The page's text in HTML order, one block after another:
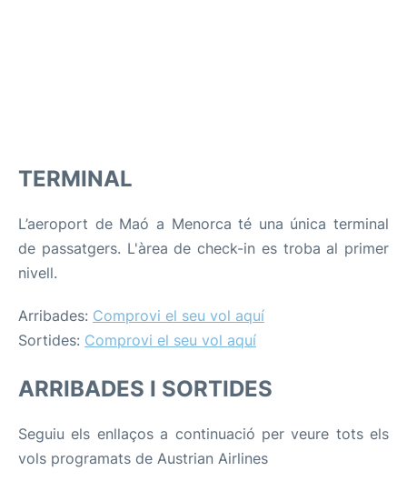
TERMINAL
L’aeroport de Maó a Menorca té una única terminal
de passatgers. L'àrea de check-in es troba al primer
nivell.
Arribades: Comprovi el seu vol aquí
Sortides: Comprovi el seu vol aquí
ARRIBADES I SORTIDES
Seguiu els enllaços a continuació per veure tots els
vols programats de Austrian Airlines